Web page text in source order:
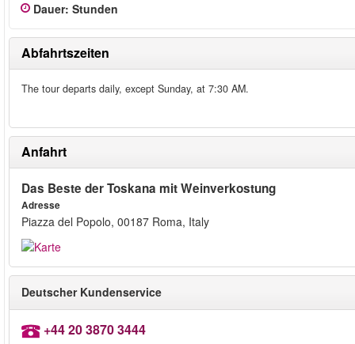
Dauer: Stunden
Abfahrtszeiten
The tour departs daily, except Sunday, at 7:30 AM.
Anfahrt
Das Beste der Toskana mit Weinverkostung
Adresse
Piazza del Popolo, 00187 Roma, Italy
Deutscher Kundenservice
+44 20 3870 3444